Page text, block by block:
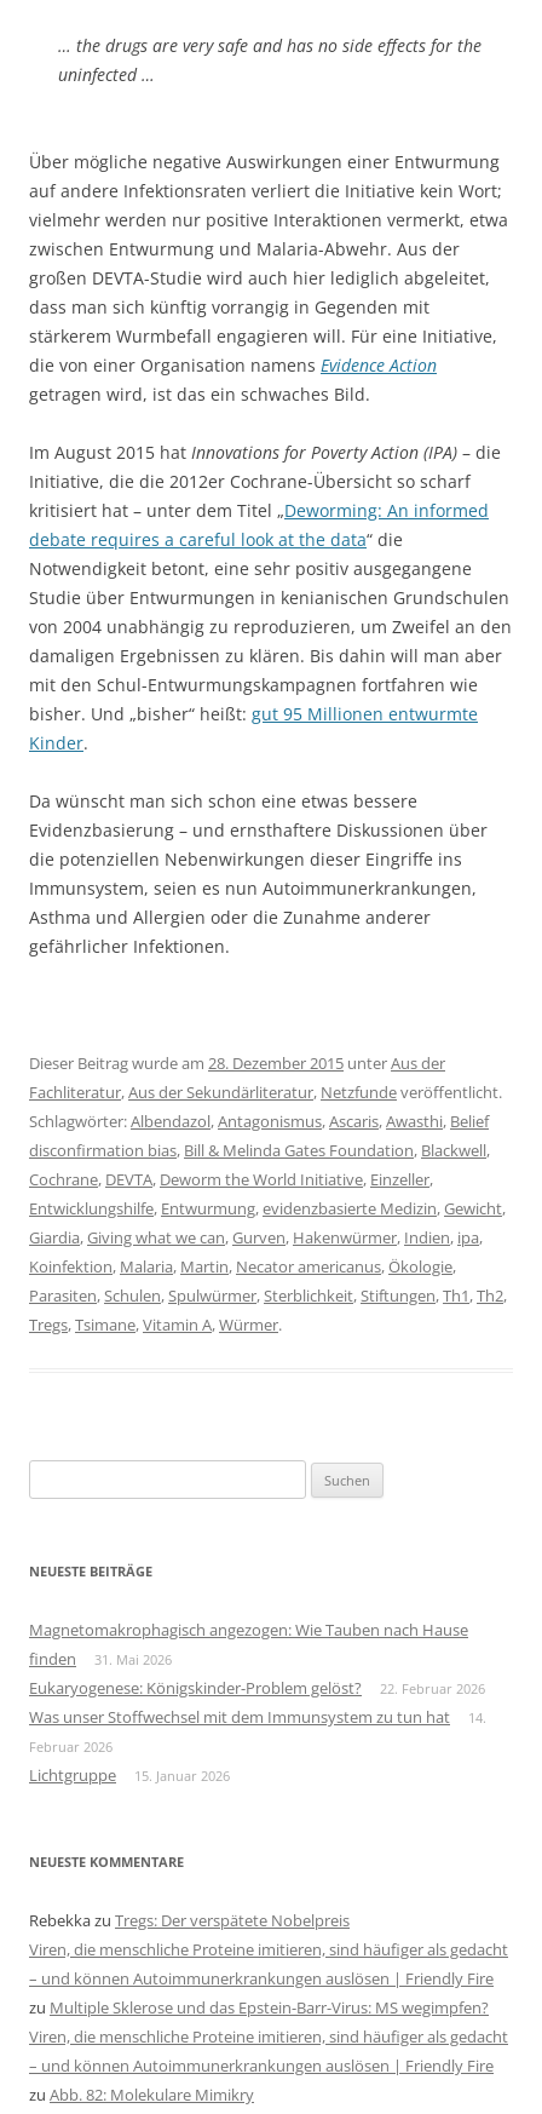
… the drugs are very safe and has no side effects for the
uninfected …
Über mögliche negative Auswirkungen einer Entwurmung
auf andere Infektionsraten verliert die Initiative kein Wort;
vielmehr werden nur positive Interaktionen vermerkt, etwa
zwischen Entwurmung und Malaria-Abwehr. Aus der
großen DEVTA-Studie wird auch hier lediglich abgeleitet,
dass man sich künftig vorrangig in Gegenden mit
stärkerem Wurmbefall engagieren will. Für eine Initiative,
die von einer Organisation namens Evidence Action
getragen wird, ist das ein schwaches Bild.
Im August 2015 hat Innovations for Poverty Action (IPA) – die
Initiative, die die 2012er Cochrane-Übersicht so scharf
kritisiert hat – unter dem Titel „Deworming: An informed
debate requires a careful look at the data“ die
Notwendigkeit betont, eine sehr positiv ausgegangene
Studie über Entwurmungen in kenianischen Grundschulen
von 2004 unabhängig zu reproduzieren, um Zweifel an den
damaligen Ergebnissen zu klären. Bis dahin will man aber
mit den Schul-Entwurmungskampagnen fortfahren wie
bisher. Und „bisher“ heißt: gut 95 Millionen entwurmte
Kinder.
Da wünscht man sich schon eine etwas bessere
Evidenzbasierung – und ernsthaftere Diskussionen über
die potenziellen Nebenwirkungen dieser Eingriffe ins
Immunsystem, seien es nun Autoimmunerkrankungen,
Asthma und Allergien oder die Zunahme anderer
gefährlicher Infektionen.
Dieser Beitrag wurde am 28. Dezember 2015 unterAus der
Fachliteratur,Aus der Sekundärliteratur, Netzfundeveröffentlicht.
Schlagwörter:Albendazol,Antagonismus,Ascaris,Awasthi, Belief
dis­con­fir­ma­tion bias, Bill & Melinda Gates Foundation, Blackwell,
Cochrane, DEVTA, Deworm the World Initiative, Einzeller,
Entwicklungshilfe, Entwurmung,evidenzbasierte Medizin,Gewicht,
Giardia,Giving what we can,Gurven, Hakenwürmer, Indien, ipa,
Koinfektion, Malaria, Martin, Necator americanus,Ökologie,
Parasiten,Schulen,Spulwürmer,Sterblichkeit,Stiftungen,Th1,Th2,
Tregs,Tsimane,Vitamin A,Würmer.
nach:
NEUESTE BEITRÄGE
Magnetomakrophagisch angezogen: Wie Tauben nach Hause
finden
31. Mai 2026
Eukaryogenese: Königskinder-Problem gelöst? 22. Februar 2026
Was unser Stoffwechsel mit dem Immunsystem zu tun hat
14.
Februar 2026
Lichtgruppe 15. Januar 2026
NEUESTE KOMMENTARE
Rebekkazu Tregs: Der verspätete Nobelpreis
Viren, die menschliche Proteine imitieren, sind häufiger als gedacht
– und können Autoimmunerkrankungen auslösen | Friendly Fire
zu Multiple Sklerose und das Epstein-Barr-Virus: MS wegimpfen?
Viren, die menschliche Proteine imitieren, sind häufiger als gedacht
– und können Autoimmunerkrankungen auslösen | Friendly Fire
zu Abb. 82: Molekulare Mimikry